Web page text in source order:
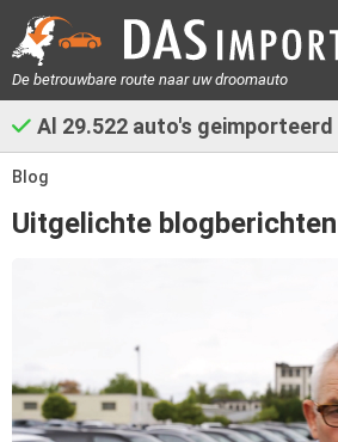
De betrouwbare route naar uw droomauto
Al 29.522 auto's geimporteerd
Blog
Uitgelichte blogberichten